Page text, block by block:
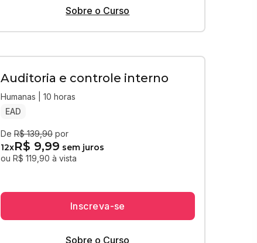
Sobre o Curso
Auditoria e controle interno
Humanas | 10 horas
EAD
De R$ 139,90por
12xR$ 9,99 sem juros
ou R$ 119,90 à vista
Inscreva-se
Sobre o Curso